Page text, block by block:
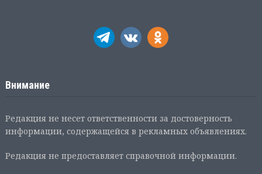
Внимание
Редакция не несет ответственности за достоверность
информации, содержащейся в рекламных объявлениях.
Редакция не предоставляет справочной информации.